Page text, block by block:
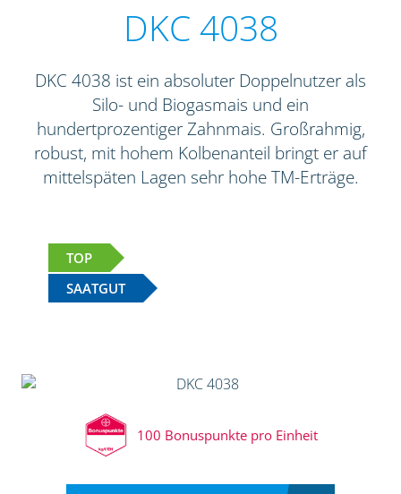
DKC 4038
DKC 4038 ist ein absoluter Doppelnutzer als
Silo- und Biogasmais und ein
hundertprozentiger Zahnmais. Großrahmig,
robust, mit hohem Kolbenanteil bringt er auf
mittelspäten Lagen sehr hohe TM-Erträge.
TOP
SAATGUT
100 Bonuspunkte pro Einheit